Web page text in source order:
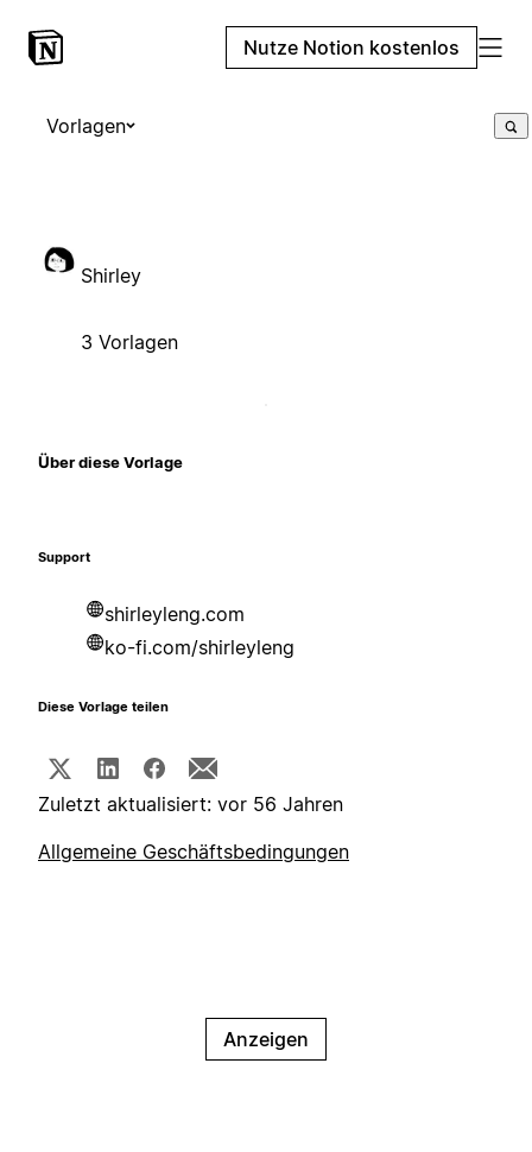
Nutze Notion kostenlos
Vorlagen
Shirley
3 Vorlagen
Über diese Vorlage
Support
shirleyleng.com
ko-fi.com/shirleyleng
Diese Vorlage teilen
Zuletzt aktualisiert: vor 56 Jahren
Allgemeine Geschäftsbedingungen
Anzeigen